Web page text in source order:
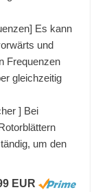
Es kann
und
Frequenzen
gleichzeitig
] Bei
um den
EUR